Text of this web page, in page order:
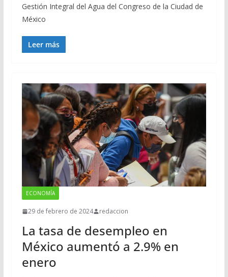
Gestión Integral del Agua del Congreso de la Ciudad de
México
Leer más
ECONOMÍA
29 de febrero de 2024 redaccion
La tasa de desempleo en
México aumentó a 2.9% en
enero